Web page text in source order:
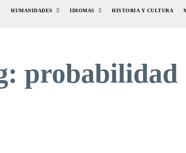
HUMANIDADES IDIOMAS HISTORIA Y CULTURA
probabilidad